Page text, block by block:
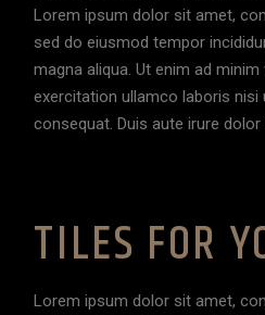
Lorem ipsum dolor sit amet,
sed do eiusmod tempor
magna aliqua. Ut enim ad
exercitation ullamco laboris
consequat. Duis aute irure
TILES FOR
Lorem ipsum dolor sit amet,